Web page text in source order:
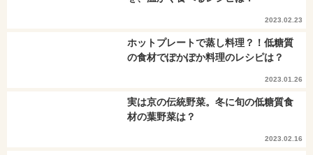
2023.02.23
ホットプレートで蒸し料理？！低糖質
の食材でぽかぽか料理のレシピは？
2023.01.26
実は京の伝統野菜。冬に旬の低糖質食
材の葉野菜は？
2023.02.16